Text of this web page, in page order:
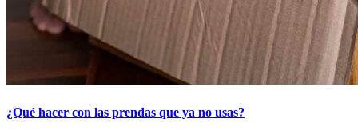
¿Qué hacer con las prendas que ya no usas?